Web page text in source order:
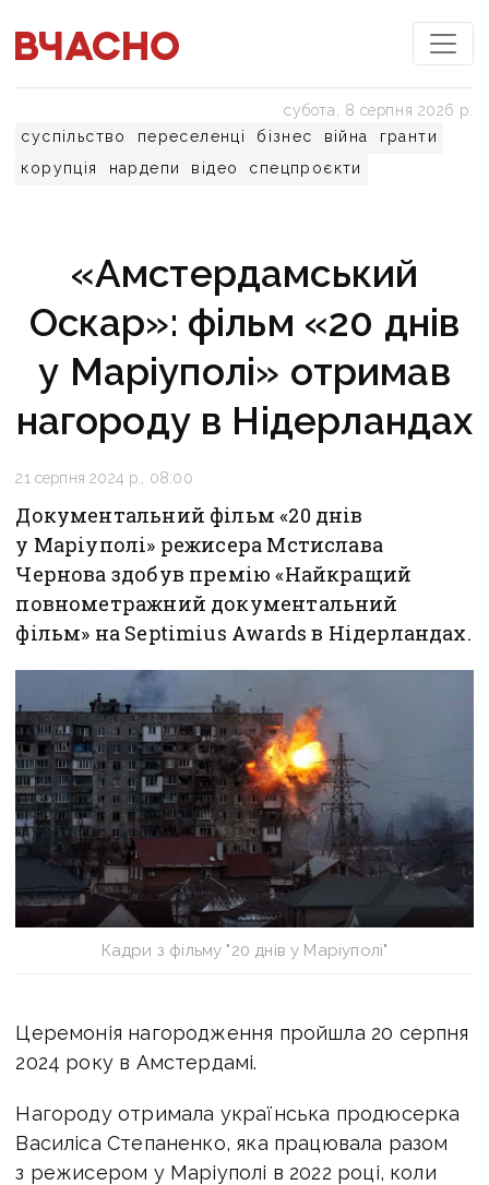
суспільство переселенці бізнес війна
гранти
корупція
нардепи відео спецпроєкти
субота, 8 серпня 2026 р.
«Амстердамський
Оскар»: фільм «20 днів
у Маріуполі» отримав
нагороду в Нідерландах
21 серпня 2024 р., 08:00
Документальний фільм «20 днів
у Маріуполі» режисера Мстислава
Чернова здобув премію «Найкращий
повнометражний документальний
фільм» на Septimius Awards в Нідерландах.
Кадри з фільму "20 днів у Маріуполі"
Церемонія нагородження пройшла 20 серпня
2024 року в Амстердамі.
Нагороду отримала українська продюсерка
Василіса Степаненко, яка працювала разом
з режисером у Маріуполі в 2022 році, коли